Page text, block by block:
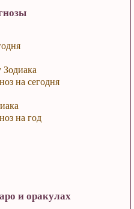
Зодиака
на сегодня
на год
и оракулах